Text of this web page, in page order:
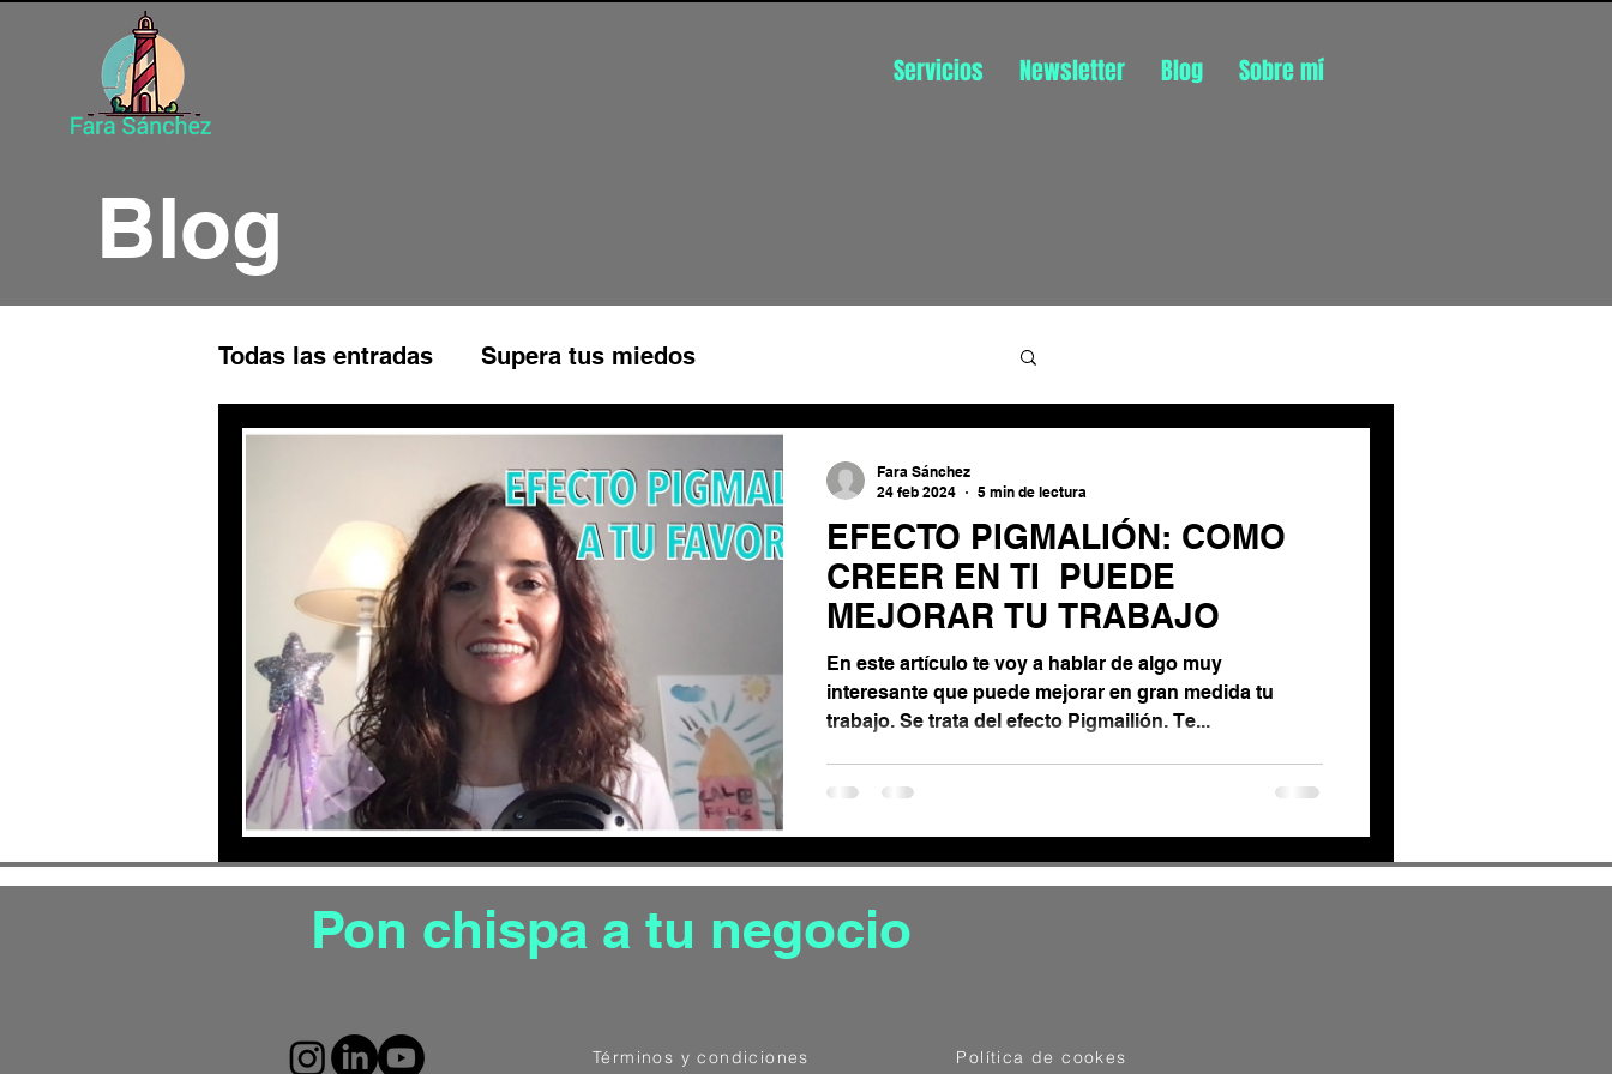
Servicios Newsletter Blog Sobre mí
Blog
Todas las entradas Supera tus miedos
Productividad Gestión de las emociones
Mejora tu autoestima Gestión de estrés
Gestion de estrés autónomo
EFECTO PIGMALIÓN: COMO
CREER EN TI PUEDE
MEJORAR TU TRABAJO
En este artículo te voy a hablar de algo muy
interesante que puede mejorar en gran medida tu
trabajo. Se trata del efecto Pigmailión. Te...
Fara Sánchez
24 feb 2024
5 min de lectura
Pon chispa a tu negocio
Términos y condiciones Política de cookes